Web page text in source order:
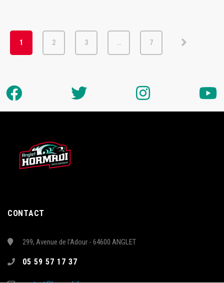
1 2 3 … 7
CONTACT
299, Avenue de l'Adour - 64600 ANGLET
05 59 57 17 37